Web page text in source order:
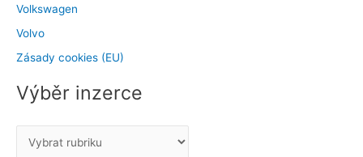
Volkswagen
Volvo
Zásady cookies (EU)
Výběr inzerce